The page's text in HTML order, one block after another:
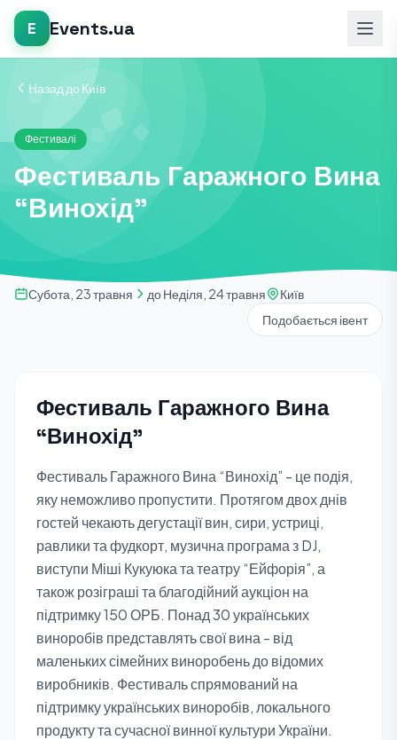
E Events.ua
Назад до Київ
Фестивалі
Фестиваль Гаражного Вина
“Винохід”
Субота, 23 травня до Неділя, 24 травня
Київ
Подобається івент
Фестиваль Гаражного Вина
“Винохід”
Фестиваль Гаражного Вина “Винохід” - це подія,
яку неможливо пропустити. Протягом двох днів
гостей чекають дегустації вин, сири, устриці,
равлики та фудкорт, музична програма з DJ,
виступи Міші Кукуюка та театру “Ейфорія”, а
також розіграші та благодійний аукціон на
підтримку 150 ОРБ. Понад 30 українських
виноробів представлять свої вина - від
маленьких сімейних виноробень до відомих
виробників. Фестиваль спрямований на
підтримку українських виноробів, локального
продукту та сучасної винної культури України.